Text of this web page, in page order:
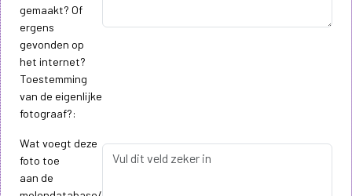
gemaakt? Of
ergens
gevonden op
het internet?
Toestemming
van de eigenlijke
fotograaf?:
Wat voegt deze
foto toe
aan de